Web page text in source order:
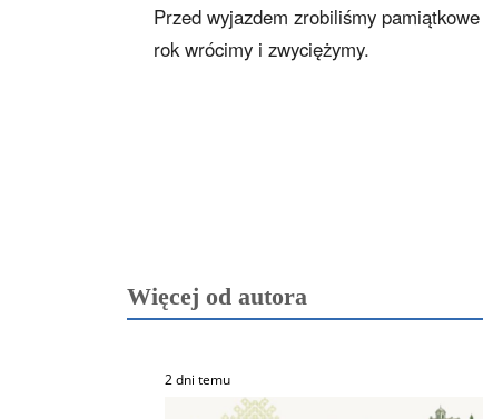
Przed wyjazdem zrobiliśmy
rok wrócimy i zwyciężymy.
Więcej od autora
2 dni temu